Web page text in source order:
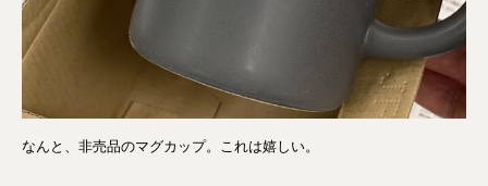
なんと、非売品のマグカップ。これは嬉しい。